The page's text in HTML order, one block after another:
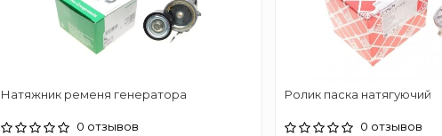
Натяжник ременя генератора
0 отзывов
Ролик паска натягуючий
0 отзывов